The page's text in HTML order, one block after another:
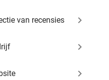
van recensies keyboard_arrow_right
keyboard_arrow_right
keyboard_arrow_right